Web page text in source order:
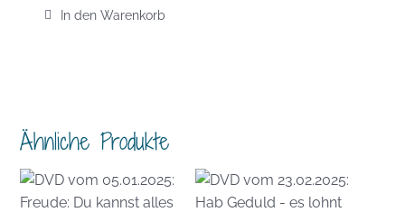
In den Warenkorb
Ähnliche Produkte